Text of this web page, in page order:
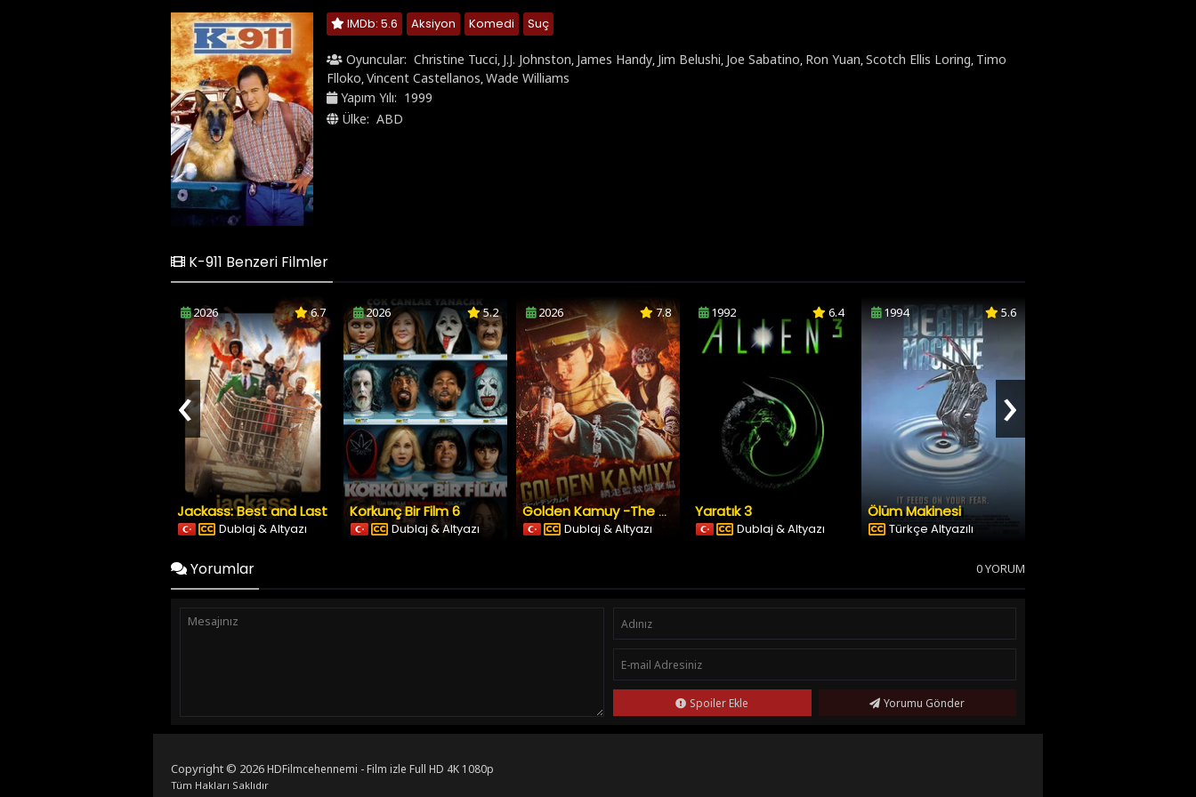
IMDb: 5.6 Aksiyon Komedi Suç
Oyuncular: Christine Tucci, J.J. Johnston, James Handy, Jim Belushi, Joe Sabatino, Ron Yuan,Scotch Ellis Loring, Timo
Flloko,Vincent Castellanos,Wade Williams
Yapım Yılı: 1999
Ülke: ABD
K-911 Benzeri Filmler
2026 6.7
Jackass: Best and Last
Dublaj & Altyazı
2026 5.2
Korkunç Bir Film 6
Dublaj & Altyazı
2026 7.8
Golden Kamuy -The Abashiri Prison Raid
Dublaj & Altyazı
1992 6.4
Yaratık 3
Dublaj & Altyazı
1994 5.6
Ölüm Makinesi
Türkçe Altyazılı
‹ ›
Yorumlar 0 YORUM
Spoiler Ekle Yorumu Gönder
Copyright © 2026HDFilmcehennemi - Film izle Full HD 4K 1080p
Tüm Hakları Saklıdır